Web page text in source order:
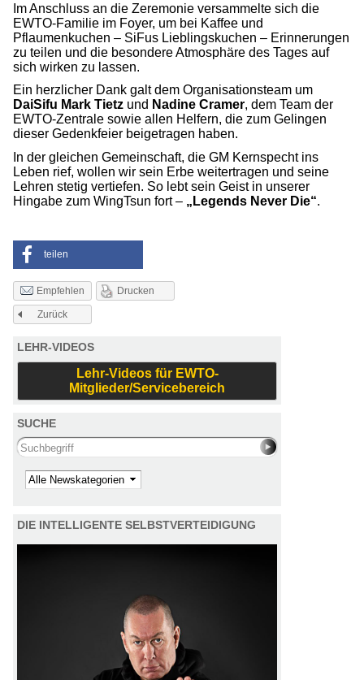
Im Anschluss an die Zeremonie versammelte sich die
EWTO-Familie im Foyer, um bei Kaffee und
Pflaumenkuchen – SiFus Lieblingskuchen – Erinnerungen
zu teilen und die besondere Atmosphäre des Tages auf
sich wirken zu lassen.
Ein herzlicher Dank galt dem Organisationsteam um
DaiSifu Mark Tietz und Nadine Cramer, dem Team der
EWTO-Zentrale sowie allen Helfern, die zum Gelingen
dieser Gedenkfeier beigetragen haben.
In der gleichen Gemeinschaft, die GM Kernspecht ins
Leben rief, wollen wir sein Erbe weitertragen und seine
Lehren stetig vertiefen. So lebt sein Geist in unserer
Hingabe zum WingTsun fort – „Legends Never Die“.
teilen
Empfehlen Drucken
Zurück
LEHR-VIDEOS
Lehr-Videos für EWTO-
Mitglieder/Servicebereich
SUCHE
Search this site
Kategorie
DIE INTELLIGENTE SELBSTVERTEIDIGUNG